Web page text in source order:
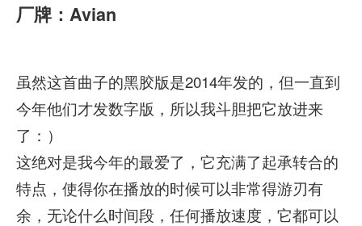
厂牌：Avian
虽然这首曲子的黑胶版是2014年发的，但一直到
今年他们才发数字版，所以我斗胆把它放进来
了：）
这绝对是我今年的最爱了，它充满了起承转合的
特点，使得你在播放的时候可以非常得游刃有
余，无论什么时间段，任何播放速度，它都可以